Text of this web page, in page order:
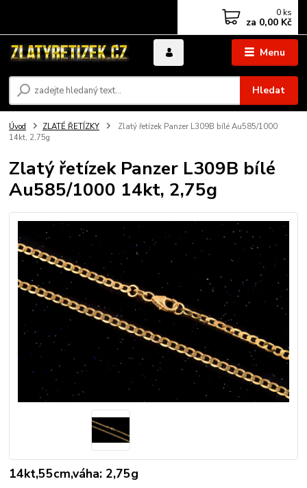
Menu
Hledat
0 ks
za 0,00 Kč
Úvod ZLATÉ ŘETÍZKY
Zlatý řetízek Panzer L309B bílé Au585/1000
14kt, 2,75g
Zlatý řetízek Panzer L309B bílé
Au585/1000 14kt, 2,75g
14kt,55cm,váha: 2,75g